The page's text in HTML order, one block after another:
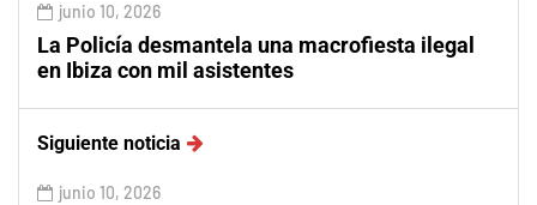
junio 10, 2026
La Policía desmantela una macrofiesta ilegal
en Ibiza con mil asistentes
Siguiente noticia
junio 10, 2026